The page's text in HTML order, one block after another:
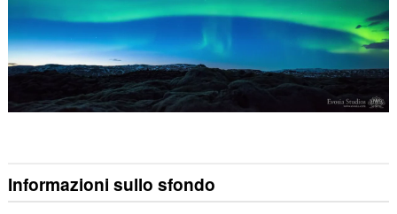
Informazioni sullo sfondo